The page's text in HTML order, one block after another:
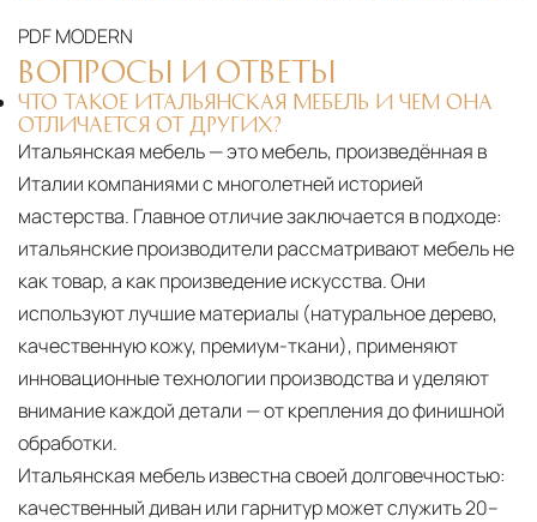
PDFMODERN
ВОПРОСЫ И ОТВЕТЫ
ЧТО ТАКОЕ ИТАЛЬЯНСКАЯ МЕБЕЛЬ И ЧЕМ ОНА
ОТЛИЧАЕТСЯ ОТ ДРУГИХ?
Итальянская мебель — это мебель, произведённая в
Италии компаниями с многолетней историей
мастерства. Главное отличие заключается в подходе:
итальянские производители рассматривают мебель не
как товар, а как произведение искусства. Они
используют лучшие материалы (натуральное дерево,
качественную кожу, премиум-ткани), применяют
инновационные технологии производства и уделяют
внимание каждой детали — от крепления до финишной
обработки.
Итальянская мебель известна своей долговечностью:
качественный диван или гарнитур может служить 20–